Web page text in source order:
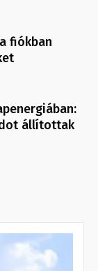
fiókban
állítottak